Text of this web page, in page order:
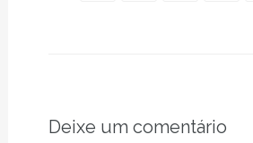
Deixe um comentário